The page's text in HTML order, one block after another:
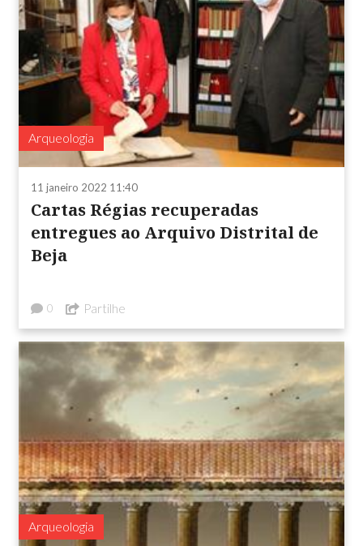
Arqueologia
11 janeiro 2022 11:40
Cartas Régias recuperadas
entregues ao Arquivo Distrital de
Beja
0 Partilhe
Arqueologia